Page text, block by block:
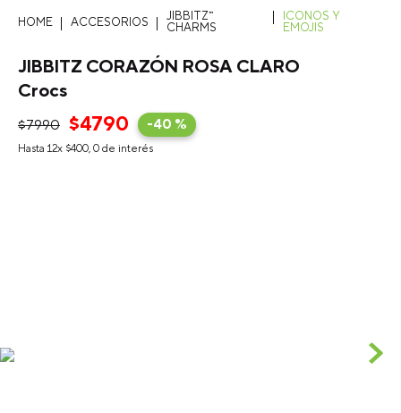
ACCESORIOS
JIBBITZ™
CHARMS
ICONOS Y
EMOJIS
JIBBITZ CORAZÓN ROSA CLARO
Crocs
$7990 $4790 -40 %
Hasta 12x $400, 0 de interés